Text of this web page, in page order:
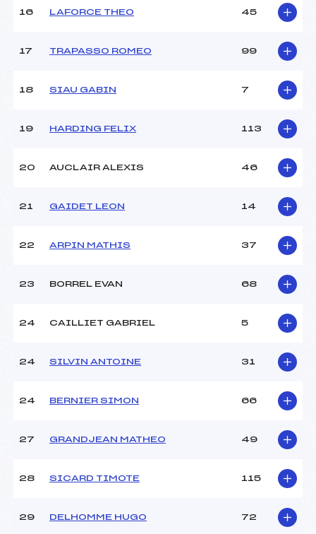
163.7800
Catégorie :
U14
16 LAFORCE THEO 45
17 TRAPASSO ROMEO 99
18 SIAU GABIN 7
19 HARDING FELIX 113
20 AUCLAIR ALEXIS 46
21 GAIDET LEON 14
22 ARPIN MATHIS 37
23 BORREL EVAN 68
24 CAILLIET GABRIEL 5
24 SILVIN ANTOINE 31
24 BERNIER SIMON 66
27 GRANDJEAN MATHEO 49
28 SICARD TIMOTE 115
29 DELHOMME HUGO 72